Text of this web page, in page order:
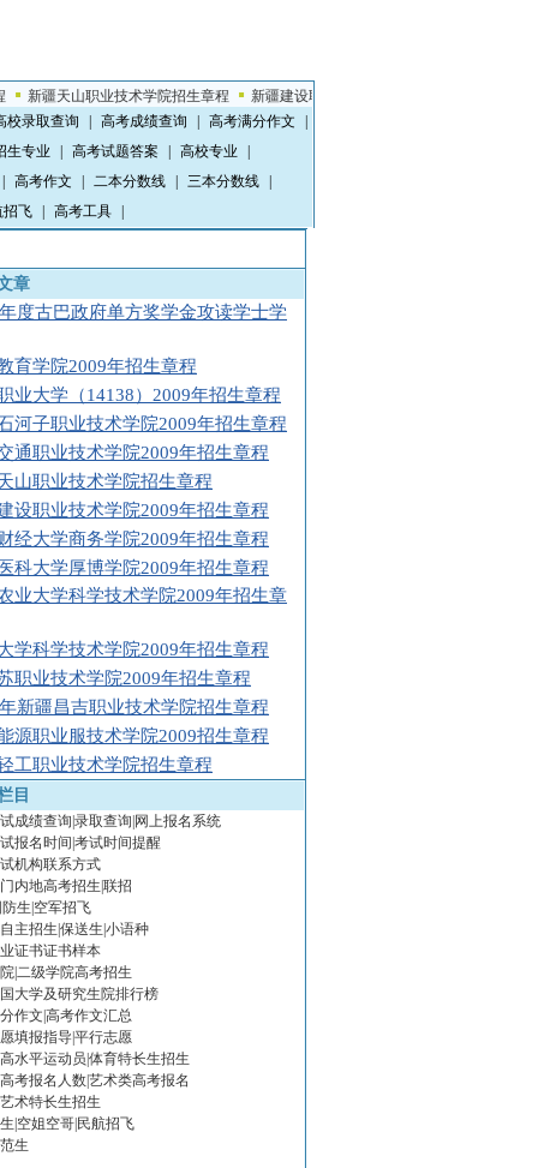
天山职业技术学院招生章程 新疆建设职业技术学院2009年招生章程
校录取查询 高考成绩查询 高考满分作文
生专业 高考试题答案 高校专业
高考作文 二本分数线 三本分数线
招飞 高考工具
章
度古巴政府单方奖学金攻读学士学
育学院2009年招生章程
业大学（14138）2009年招生章程
河子职业技术学院2009年招生章程
通职业技术学院2009年招生章程
山职业技术学院招生章程
设职业技术学院2009年招生章程
经大学商务学院2009年招生章程
科大学厚博学院2009年招生章程
业大学科学技术学院2009年招生章
学科学技术学院2009年招生章程
职业技术学院2009年招生章程
新疆昌吉职业技术学院招生章程
源职业服技术学院2009招生章程
工职业技术学院招生章程
目
成绩查询|录取查询|网上报名系统
报名时间|考试时间提醒
机构联系方式
内地高考招生|联招
生|空军招飞
主招生|保送生|小语种
证书证书样本
|二级学院高考招生
大学及研究生院排行榜
作文|高考作文汇总
填报指导|平行志愿
水平运动员|体育特长生招生
考报名人数|艺术类高考报名
术特长生招生
|空姐空哥|民航招飞
生